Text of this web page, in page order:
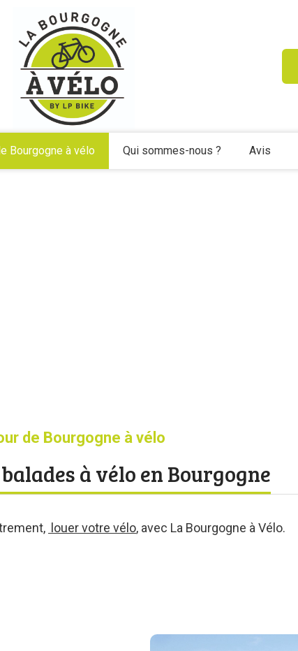
Bourgogne à vélo Qui sommes-nous ? Avis
de Bourgogne à vélo
à vélo en Bourgogne
louer votre vélo, avec La Bourgogne à Vélo.